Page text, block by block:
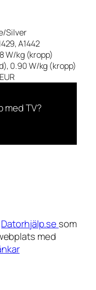
Silver
A1442
W/kg (kropp)
0.90 W/kg (kropp)
med TV?
Datorhjälp.se som
med